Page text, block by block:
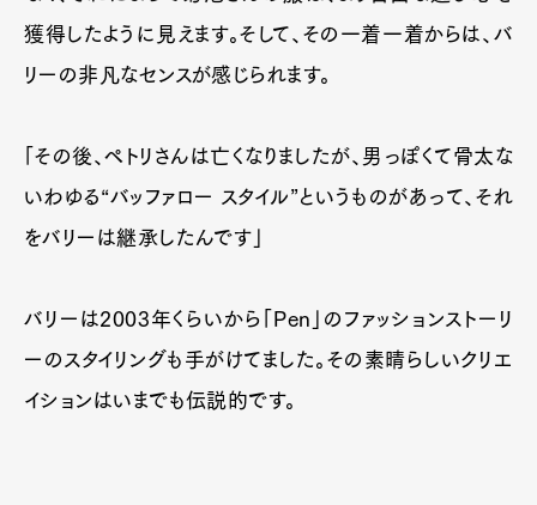
獲得したように見えます。そして、その一着一着からは、バ
リーの非凡なセンスが感じられます。
「その後、ペトリさんは亡くなりましたが、男っぽくて骨太な
いわゆる“バッファロー スタイル”というものがあって、それ
をバリーは継承したんです」
バリーは2003年くらいから「Pen」のファッションストーリ
ーのスタイリングも手がけてました。その素晴らしいクリエ
イションはいまでも伝説的です。